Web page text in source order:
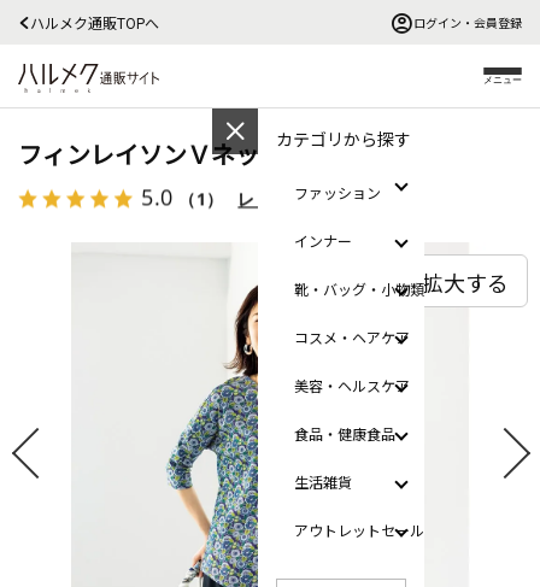
ハルメク通販TOPへ ログイン・会員登録
メニュー
カテゴリから探す
ファッション
インナー
靴・バッグ・小物類
コスメ・ヘアケア
美容・ヘルスケア
食品・健康食品
生活雑貨
アウトレットセール
フィンレイソンＶネックＴシャツ
5.0 （1） レビューを見る
拡大する